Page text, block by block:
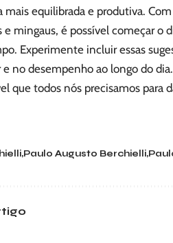
mais equilibrada e produtiva.
e mingaus, é possível começar o
Experimente incluir essas
no desempenho ao longo do
que todos nós precisamos para
Paulo Augusto Berchielli